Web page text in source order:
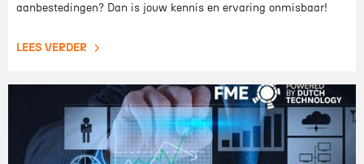
aanbestedingen? Dan is jouw kennis en ervaring onmisbaar!
LEES VERDER